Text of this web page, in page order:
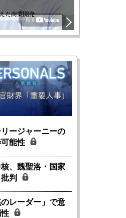
ージャーニーの
能性
、魏聖洛・国家
判
レーダー」で意